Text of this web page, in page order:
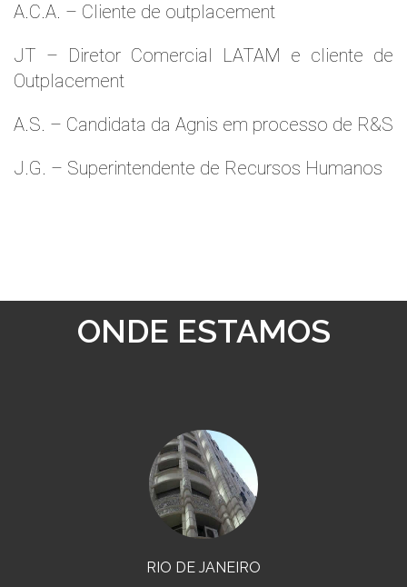
A.C.A. – Cliente de outplacement
JT – Diretor Comercial LATAM e cliente de
Outplacement
A.S. – Candidata da Agnis em processo de R&S
J.G. – Superintendente de Recursos Humanos
ONDE ESTAMOS
RIO DE JANEIRO